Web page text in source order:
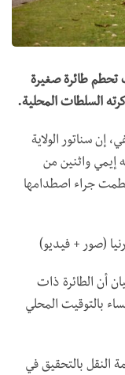
تحطم طائرة صغيرة
السلطات المحلية.
سناتور الولاية
إيمي واثنين من
جراء اصطدامها
أن الطائرة ذات
الواحد تحطمت حوالي الساعة 8:20 مساء بالتوقيت المحلي
النقل بالتحقيق في